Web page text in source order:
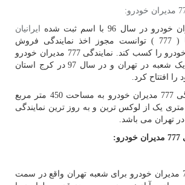
ایرانیان
( 777 ) توانست مجوز اخذ نمایندگی فروش
محصولات مدیران خودرو را کسب کند. نمایندگی 777 مدیران خودرو
ابتدا تاسیس خود یک شعبه در تهران و در سال 97 در کرج استان
را افتتاح کرد.
شعبه تهران نمایندگی 777 مدیران خودرو به مساحت 450 متر مربع
و بر 25 متری یک از لوکس ترین و به روز ترین نمایندگی
تهران می باشد.
:
آدرس نمایندگی 777 مدیران خودرو برای شعبه تهران واقع در سمت